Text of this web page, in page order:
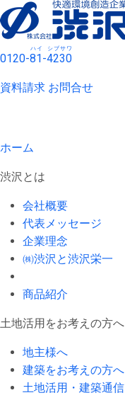
0120-81
ハイ
-4230
シブサワ
資料請求 お問合せ
ホーム
渋沢とは
会社概要
代表メッセージ
企業理念
㈱渋沢と渋沢栄一
商品紹介
土地活用をお考えの方へ
地主様へ
建築をお考えの方へ
土地活用・建築通信